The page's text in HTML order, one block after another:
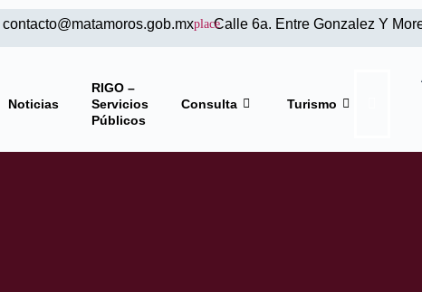
contacto@matamoros.gob.mx Calle 6a. Entre Gonzalez Y
Noticias
RIGO –
Servicios
Públicos
Consulta Turismo